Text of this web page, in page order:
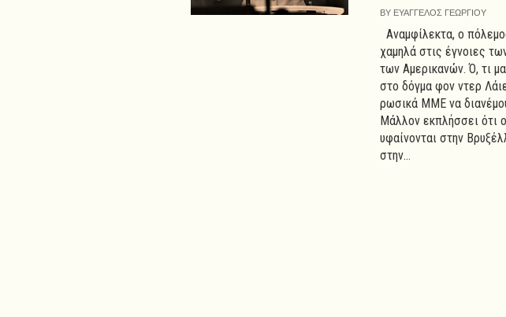
BY ΕΥΑΓΓΕΛΟΣ ΓΕΩΡΓΙΟΥ
Αναμφίλεκτα, ο
χαμηλά στις έγνοιες
των Αμερικανών. Ό, τι
στο δόγμα φον ντερ
ρωσικά ΜΜΕ να
Μάλλον εκπλήσσει ότι
υφαίνονται στην
στην...